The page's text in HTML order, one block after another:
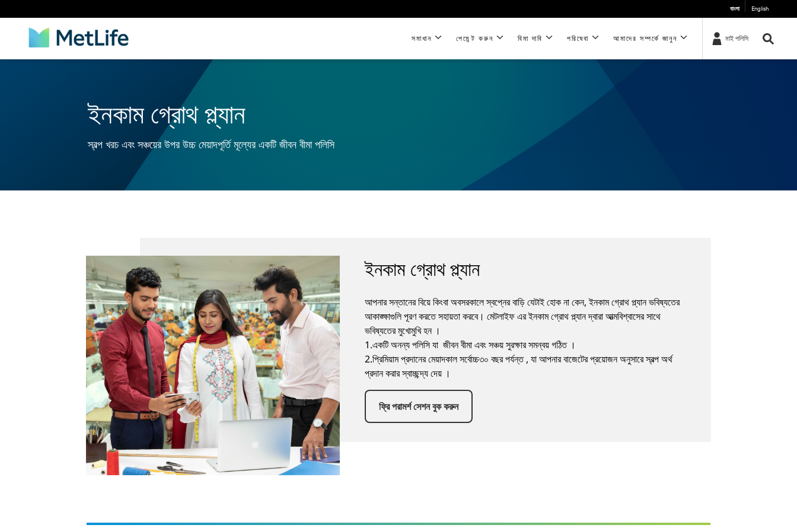
ইনকাম গ্রোথ প্ল্যান
স্বল্প খরচ এবং সঞ্চয়ের উপর উচ্চ মেয়াদপূর্তি মূল্যের একটি জীবন বীমা পলিসি
ইনকাম গ্রোথ প্ল্যান
আপনার সন্তানের বিয়ে কিংবা অবসরকালে স্বপ্নের বাড়ি যেটাই হোক না কেন, ইনকাম গ্রোথ প্ল্যান ভবিষ্যতের
আকাঙ্ক্ষাগুলি পূরণ করতে সহায়তা করবে। মেটলাইফ এর ইনকাম গ্রোথ প্ল্যান দ্বারা আত্মবিশ্বাসের সাথে
ভবিষ্যতের মুখোমুখি হন ।
1.একটি অনন্য পলিসি যা জীবন বীমা এবং সঞ্চয় সুরক্ষার সমন্বয় গঠিত ।
2.প্রিমিয়াম প্রদানের মেয়াদকাল সর্বোচ্চ৩০ বছর পর্যন্ত , যা আপনার বাজেটের প্রয়োজন অনুসারে স্বল্প অর্থ
প্রদান করার স্বাচ্ছন্দ্য দেয় ।
ফ্রি পরামর্শ সেশন বুক করুন
বাংলা English
সমাধান পেমেন্ট করুন বিমা দাবি পরিষেবা আমাদের সম্পর্কে জানুন মাই পলিসি